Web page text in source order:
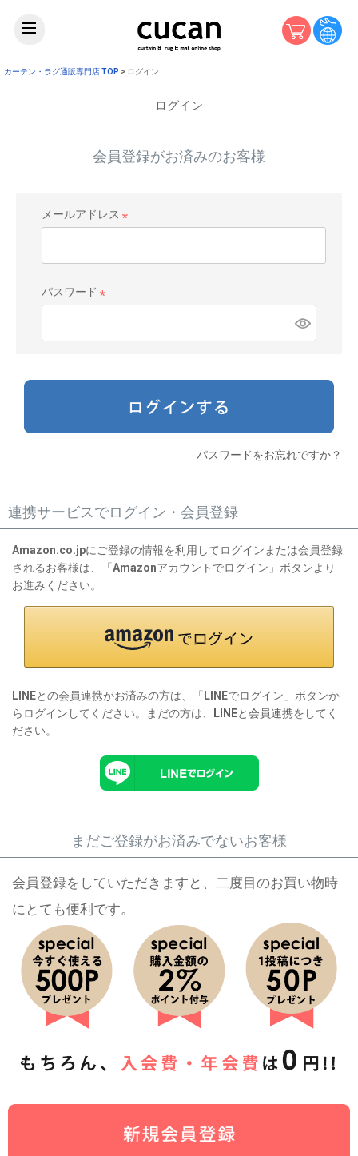
カーテン・ラグ通販専門店 TOP ログイン
ログイン
会員登録がお済みのお客様
メールアドレス
パスワード
パスワードをお忘れですか？
連携サービスでログイン・会員登録
Amazon.co.jpにご登録の情報を利用してログインまたは会員登録
されるお客様は、「Amazonアカウントでログイン」ボタンより
お進みください。
LINEとの会員連携がお済みの方は、「LINEでログイン」ボタンか
らログインしてください。まだの方は、
LINEと会員連携をしてく
ださい。
まだご登録がお済みでないお客様
会員登録をしていただきますと、二度目のお買い物時
にとても便利です。